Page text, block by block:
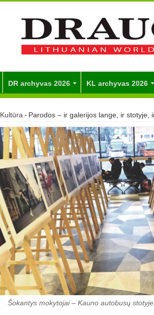
DR archyvas 2026 KL archyvas 2026
Kultūra - Parodos – ir galerijos lange, ir stotyje,
Šokantys mokytojai – Kauno autobusų